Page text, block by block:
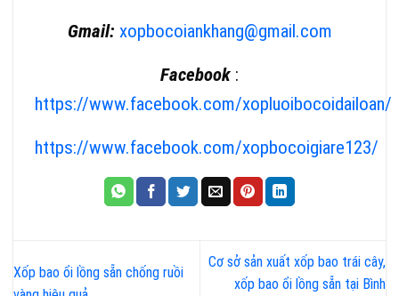
Gmail: xopbocoiankhang@gmail.com
Facebook :
https://www.facebook.com/xopluoibocoidailoan/
https://www.facebook.com/xopbocoigiare123/
Xốp bao ổi lồng sẵn chống ruồi
Cơ sở sản xuất xốp bao trái cây,
xốp bao ổi lồng sẵn tại Bình